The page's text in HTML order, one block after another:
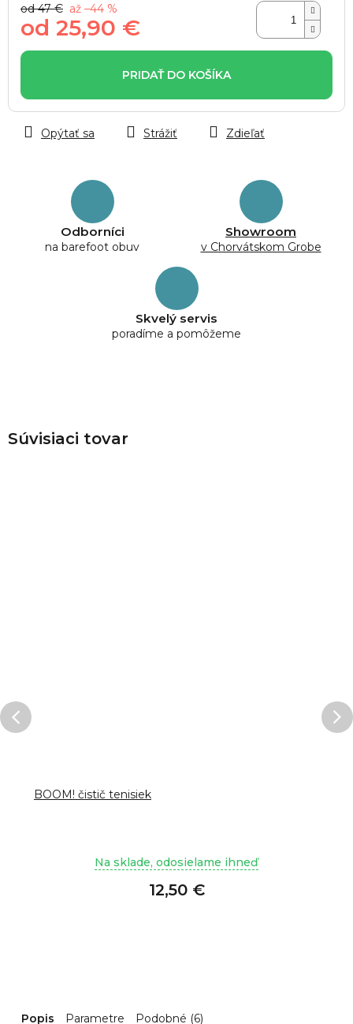
od 47 € až –44 %
od 25,90 €
Jednotková
PRIDAŤ DO KOŠÍKA
Odborníci
na barefoot obuv
Showroom
v Chorvátskom Grobe
Skvelý servis
poradíme a pomôžeme
Opýtať sa Strážiť Zdieľať
Súvisiaci tovar
BOOM! čistič tenisiek
Na sklade, odosielame ihneď
12,50 €
Popis Parametre Podobné (6)